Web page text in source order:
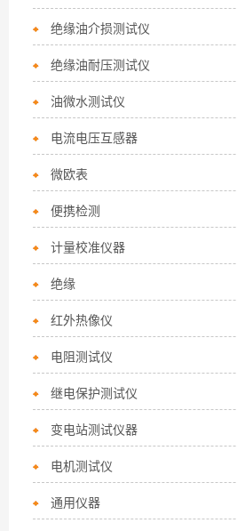
绝缘油介损测试仪
绝缘油耐压测试仪
油微水测试仪
电流电压互感器
微欧表
便携检测
计量校准仪器
绝缘
红外热像仪
电阻测试仪
继电保护测试仪
变电站测试仪器
电机测试仪
通用仪器